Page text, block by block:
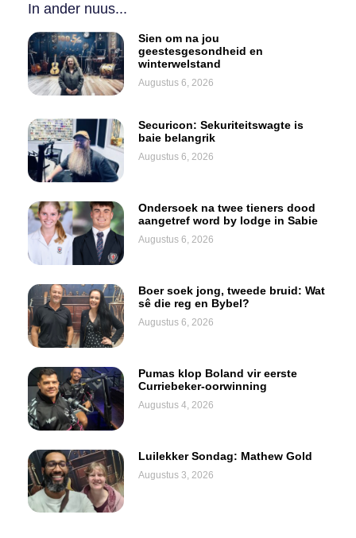
In ander nuus...
Sien om na jou
geestesgesondheid en
winterwelstand
Augustus 6, 2026
Securicon: Sekuriteitswagte is
baie belangrik
Augustus 6, 2026
Ondersoek na twee tieners dood
aangetref word by lodge in Sabie
Augustus 6, 2026
Boer soek jong, tweede bruid: Wat
sê die reg en Bybel?
Augustus 6, 2026
Pumas klop Boland vir eerste
Curriebeker-oorwinning
Augustus 4, 2026
Luilekker Sondag: Mathew Gold
Augustus 3, 2026